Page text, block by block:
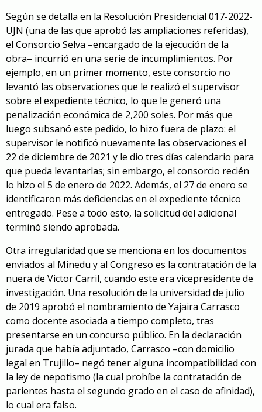
Según se detalla en la Resolución Presidencial 017-2022-
UJN (una de las que aprobó las ampliaciones referidas),
el Consorcio Selva –encargado de la ejecución de la
obra– incurrió en una serie de incumplimientos. Por
ejemplo, en un primer momento, este consorcio no
levantó las observaciones que le realizó el supervisor
sobre el expediente técnico, lo que le generó una
penalización económica de 2,200 soles. Por más que
luego subsanó este pedido, lo hizo fuera de plazo: el
supervisor le notificó nuevamente las observaciones el
22 de diciembre de 2021 y le dio tres días calendario para
que pueda levantarlas; sin embargo, el consorcio recién
lo hizo el 5 de enero de 2022. Además, el 27 de enero se
identificaron más deficiencias en el expediente técnico
entregado. Pese a todo esto, la solicitud del adicional
terminó siendo aprobada.
Otra irregularidad que se menciona en los documentos
enviados al Minedu y al Congreso es la contratación de la
nuera de Victor Carril, cuando este era vicepresidente de
investigación. Una resolución de la universidad de julio
de 2019 aprobó el nombramiento de Yajaira Carrasco
como docente asociada a tiempo completo, tras
presentarse en un concurso público. En la declaración
jurada que había adjuntado, Carrasco –con domicilio
legal en Trujillo– negó tener alguna incompatibilidad con
la ley de nepotismo (la cual prohíbe la contratación de
parientes hasta el segundo grado en el caso de afinidad),
lo cual era falso.